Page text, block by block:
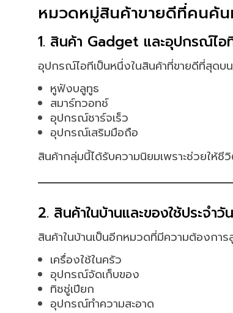
หมวดหมู่สินค้าขายดีที่คนค้
1. สินค้า Gadget และอุปกรณ์ไอ
อุปกรณ์ไอทีเป็นหนึ่งในสินค้าที่ขายดีที่สุดบ
หูฟังบลูทูธ
สมาร์ทวอทช์
อุปกรณ์ชาร์จเร็ว
อุปกรณ์เสริมมือถือ
สินค้ากลุ่มนี้ได้รับความนิยมเพราะช่วยให้ชี
2. สินค้าในบ้านและของใช้ประจำวัน
สินค้าในบ้านเป็นอีกหมวดที่มีความต้องการ
เครื่องใช้ในครัว
อุปกรณ์จัดเก็บของ
ทิชชู่เปียก
อุปกรณ์ทำความสะอาด